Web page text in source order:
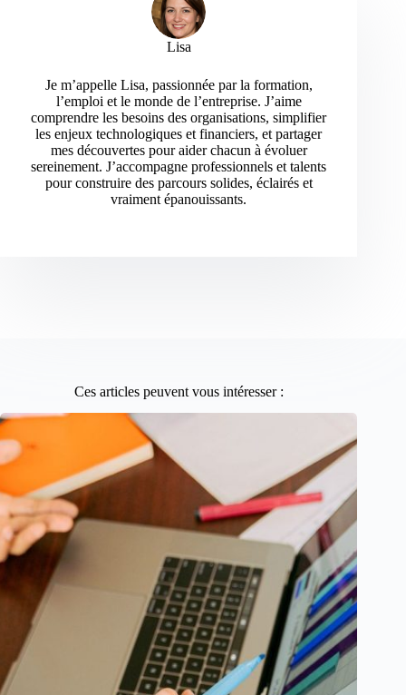
Lisa
Je m’appelle Lisa, passionnée par la formation,
l’emploi et le monde de l’entreprise. J’aime
comprendre les besoins des organisations, simplifier
les enjeux technologiques et financiers, et partager
mes découvertes pour aider chacun à évoluer
sereinement. J’accompagne professionnels et talents
pour construire des parcours solides, éclairés et
vraiment épanouissants.
Ces articles peuvent vous intéresser :